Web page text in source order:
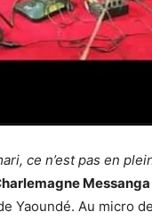
ce n’est pas en
Yaoundé. Au micro de